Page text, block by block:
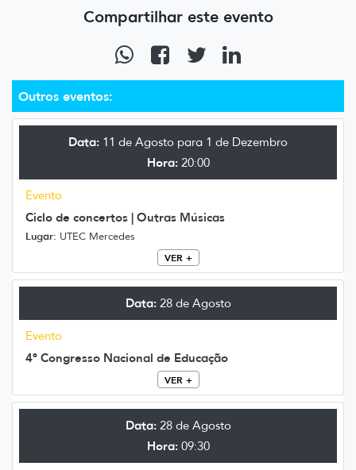
Outros eventos:
Data: 11 de Agosto para 1 de Dezembro
Hora:20:00
Evento
Ciclo de concertos | Outras Músicas
Lugar: UTEC Mercedes
VER +
Data:28 de Agosto
Evento
4º Congresso Nacional de Educação
VER +
Data:28 de Agosto
Hora:09:30
Compartilhar este evento